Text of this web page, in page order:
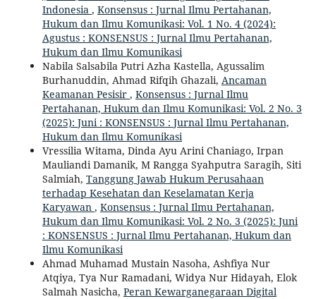
Indonesia , Konsensus : Jurnal Ilmu Pertahanan,
Hukum dan Ilmu Komunikasi: Vol. 1 No. 4 (2024):
Agustus : KONSENSUS : Jurnal Ilmu Pertahanan,
Hukum dan Ilmu Komunikasi
Nabila Salsabila Putri Azha Kastella, Agussalim
Burhanuddin, Ahmad Rifqih Ghazali, Ancaman
Keamanan Pesisir , Konsensus : Jurnal Ilmu
Pertahanan, Hukum dan Ilmu Komunikasi: Vol. 2 No. 3
(2025): Juni : KONSENSUS : Jurnal Ilmu Pertahanan,
Hukum dan Ilmu Komunikasi
Vressilia Witama, Dinda Ayu Arini Chaniago, Irpan
Mauliandi Damanik, M Rangga Syahputra Saragih, Siti
Salmiah, Tanggung Jawab Hukum Perusahaan
terhadap Kesehatan dan Keselamatan Kerja
Karyawan , Konsensus : Jurnal Ilmu Pertahanan,
Hukum dan Ilmu Komunikasi: Vol. 2 No. 3 (2025): Juni
: KONSENSUS : Jurnal Ilmu Pertahanan, Hukum dan
Ilmu Komunikasi
Ahmad Muhamad Mustain Nasoha, Ashfiya Nur
Atqiya, Tya Nur Ramadani, Widya Nur Hidayah, Elok
Salmah Nasicha, Peran Kewarganegaraan Digital